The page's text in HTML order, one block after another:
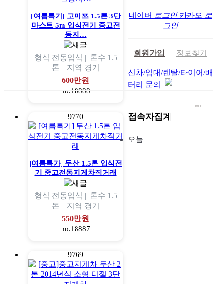
[여름특가] 고마쯔 1.5톤 3단
마스트 5m 입식전기 중고전
동지…
형식 전동입식 | 톤수 1.5
톤 | 지역 경기
600만원
no.18888
9770
[여름특가] 두산 1.5톤 입식전
기 중고전동지게차직거래
형식 전동입식 | 톤수 1.5
톤 | 지역 경기
550만원
no.18887
9769
네이버 로그인 카카오 로
그인
회원가입 정보찾기
신차/임대/렌탈/타이어/배
터리 문의
접속자집계
오늘